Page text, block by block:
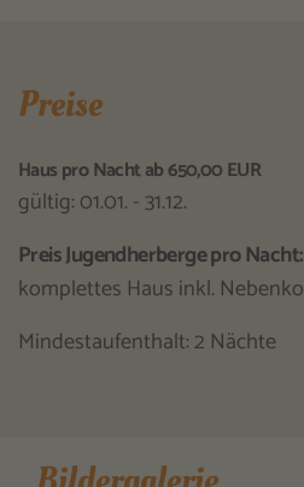
Preise
Haus pro Nacht ab 650,00 EUR
gültig: 01.01. - 31.12.
Preis Jugendherberge pro Nacht:
komplettes Haus inkl.
Mindestaufenthalt: 2 Nächte